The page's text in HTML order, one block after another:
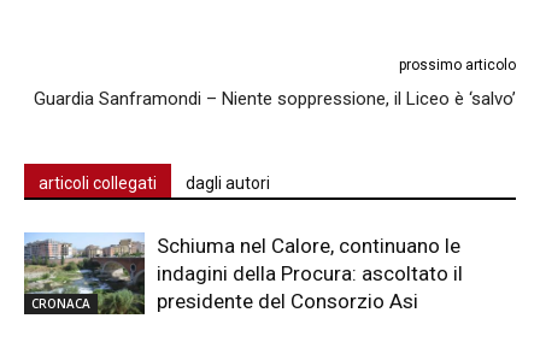
prossimo articolo
Guardia Sanframondi – Niente soppressione, il Liceo è ‘salvo’
articoli collegati dagli autori
CRONACA
Schiuma nel Calore, continuano le
indagini della Procura: ascoltato il
presidente del Consorzio Asi